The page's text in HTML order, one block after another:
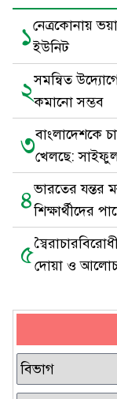
১নেত্রকোনায়
ইউনিট
২সমন্বিত
কমানো সম্ভব
৩বাংলাদেশকে
খেলছে:
৪ভারতের যন্তর
শিক্ষার্থীদের
৫দোয়া ও